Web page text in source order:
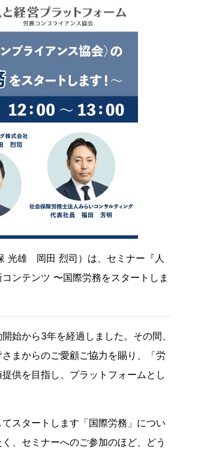
光雄 岡⽥ 烈司）は、セミナー『人
ンテンツ 〜国際労務をスタートしま
始から3年を経過しました。その間、
まからのご愛顧ご協力を賜り、「労
供を目指し、プラットフォームとし
スタートします「国際労務」につい
、セミナーへのご参加のほど、どう